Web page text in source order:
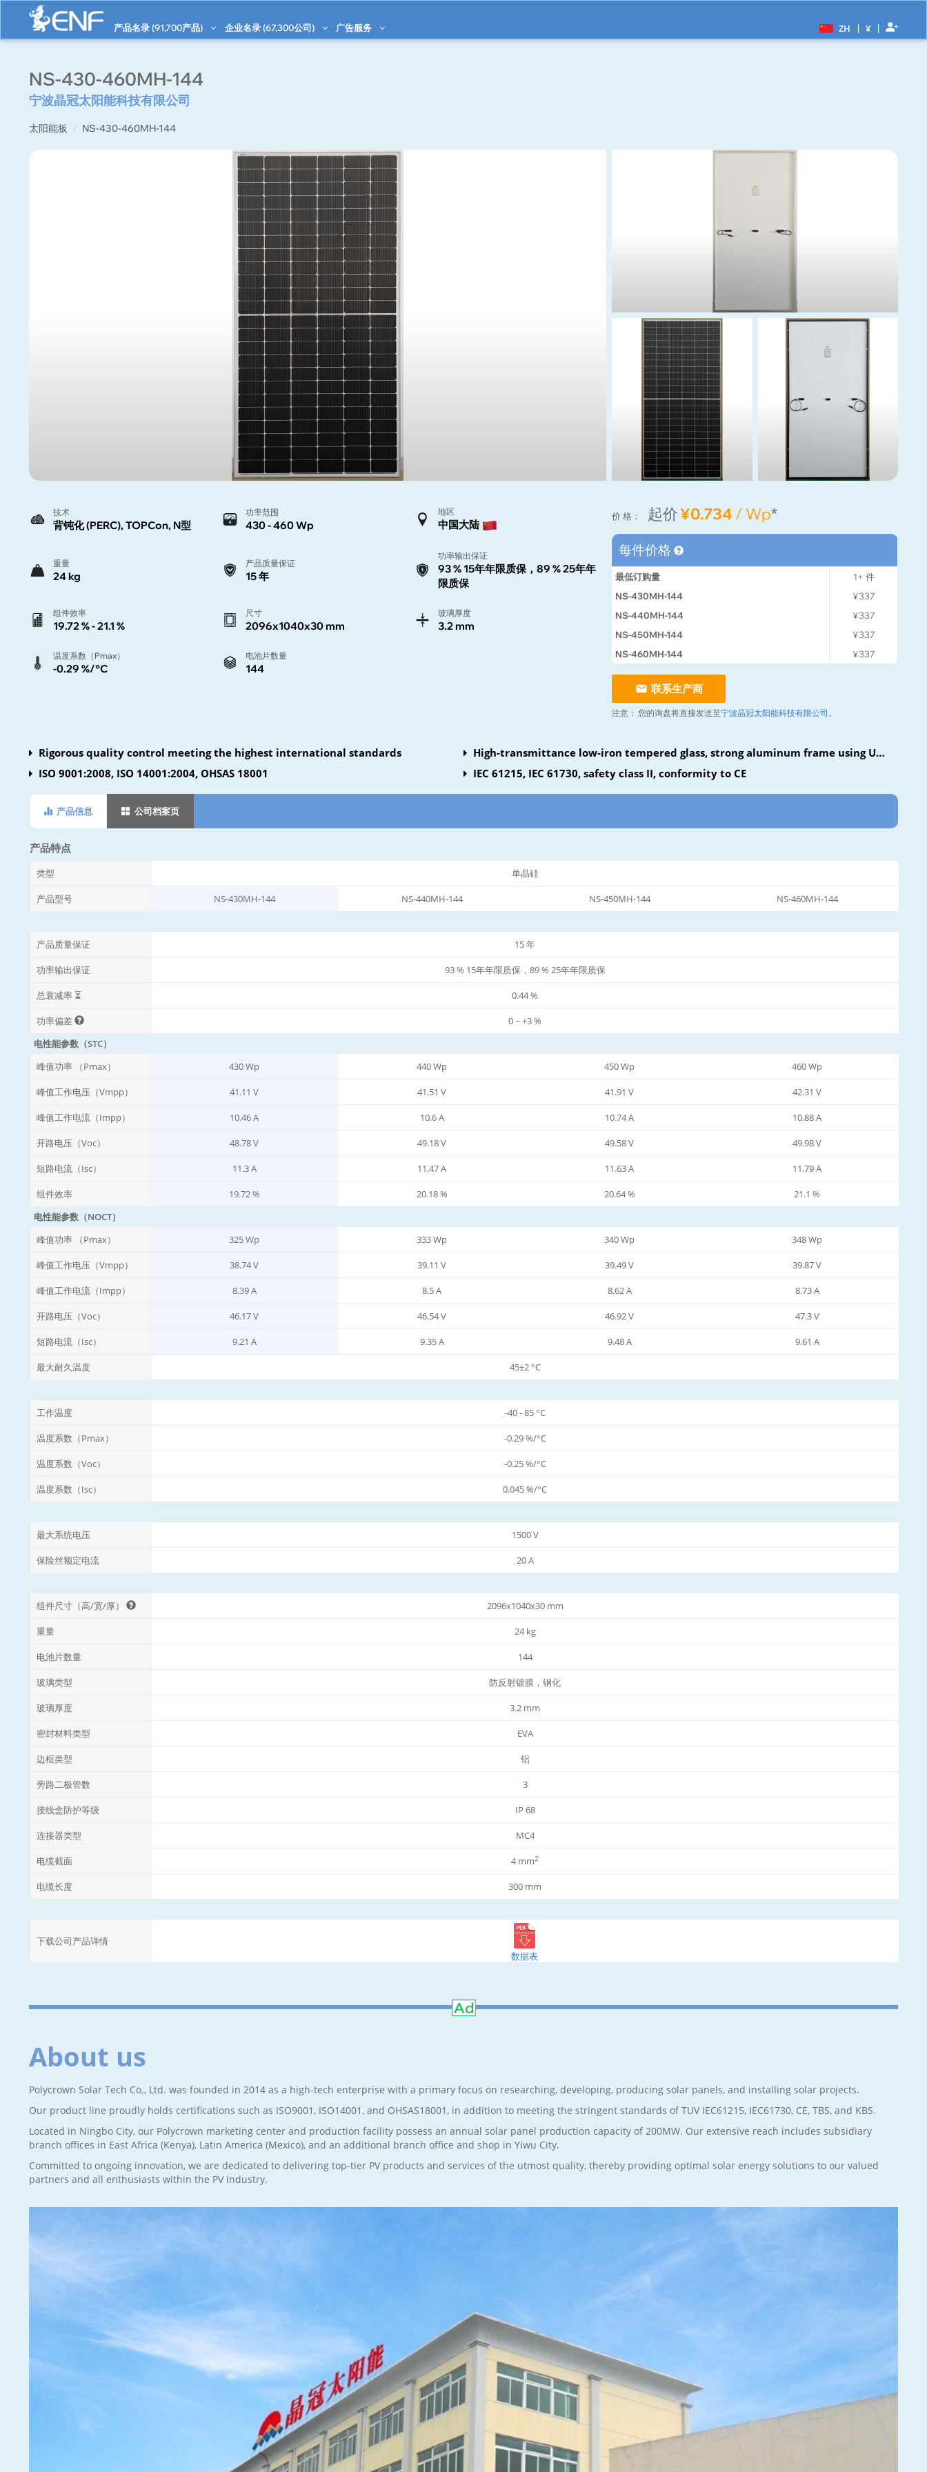
产品名录 (91,700产品) 企业名录 (67,300公司) 广告服务 ZH | ¥ |
NS-430-460MH-144
宁波晶冠太阳能科技有限公司
太阳能板 NS-430-460MH-144
技术
背钝化 (PERC), TOPCon, N型
功率范围
430 - 460 Wp
地区
中国大陆
重量
24 kg
产品质量保证
15 年
功率输出保证
93 % 15年年限质保，89 % 25年年
限质保
组件效率
19.72 % - 21.1 %
尺寸
2096x1040x30 mm
玻璃厚度
3.2 mm
温度系数（Pmax）
-0.29 %/°C
电池片数量
144
价 格： 起价¥0.734 / Wp*
每件价格
最低订购量 1+ 件
NS-430MH-144
¥337
NS-440MH-144
¥337
NS-450MH-144
¥337
NS-460MH-144
¥337
联系生产商
注意： 您的询盘将直接发送至宁波晶冠太阳能科技有限公司 。
Rigorous quality control meeting the highest international standards
High-transmittance low-iron tempered glass, strong aluminum frame using UV-
resistant silicon
ISO 9001:2008, ISO 14001:2004, OHSAS 18001 IEC 61215, IEC 61730, safety class II, conformity to CE
产品信息 公司档案页
产品特点
类型 单晶硅
产品型号 NS-430MH-144 NS-440MH-144 NS-450MH-144 NS-460MH-144
产品质量保证 15 年
功率输出保证 93 % 15年年限质保，89 % 25年年限质保
总衰减率 ⏳ 0.44 %
功率偏差
0 ~ +3 %
电性能参数（STC）
峰值功率 （Pmax）
430 Wp 440 Wp 450 Wp 460 Wp
峰值工作电压（Vmpp） 41.11 V 41.51 V 41.91 V 42.31 V
峰值工作电流（Impp） 10.46 A 10.6 A 10.74 A 10.88 A
开路电压（Voc） 48.78 V 49.18 V 49.58 V 49.98 V
短路电流（Isc） 11.3 A 11.47 A 11.63 A 11.79 A
组件效率 19.72 % 20.18 % 20.64 %
21.1 %
电性能参数（NOCT）
峰值功率 （Pmax）
325 Wp 333 Wp 340 Wp 348 Wp
峰值工作电压（Vmpp） 38.74 V 39.11 V 39.49 V 39.87 V
峰值工作电流（Impp） 8.39 A 8.5 A 8.62 A 8.73 A
开路电压（Voc） 46.17 V 46.54 V 46.92 V 47.3 V
短路电流（Isc） 9.21 A 9.35 A 9.48 A 9.61 A
最大耐久温度 45±2 °C
工作温度 -40 - 85 °C
温度系数（Pmax） -0.29 %/°C
温度系数（Voc） -0.25 %/°C
温度系数（Isc） 0.045 %/°C
最大系统电压 1500 V
保险丝额定电流 20 A
组件尺寸（高/宽/厚） 2096x1040x30 mm
重量 24 kg
电池片数量 144
玻璃类型 防反射镀膜，钢化
玻璃厚度 3.2 mm
密封材料类型 EVA
边框类型 铝
旁路二极管数 3
接线盒防护等级 IP 68
连接器类型 MC4
电缆截面 4 mm2
电缆长度 300 mm
下载公司产品详情
数据表
About us
Polycrown Solar Tech Co., Ltd. was founded in 2014 as a high-tech enterprise with a primary focus on researching, developing, producing solar panels, and installing solar projects.
Our product line proudly holds certifications such as ISO9001, ISO14001, and OHSAS18001, in addition to meeting the stringent standards of TUV IEC61215, IEC61730, CE, TBS, and KBS.
Located in Ningbo City, our Polycrown marketing center and production facility possess an annual solar panel production capacity of 200MW. Our extensive reach includes subsidiary
branch offices in East Africa (Kenya), Latin America (Mexico), and an additional branch office and shop in Yiwu City.
Committed to ongoing innovation, we are dedicated to delivering top-tier PV products and services of the utmost quality, thereby providing optimal solar energy solutions to our valued
partners and all enthusiasts within the PV industry.